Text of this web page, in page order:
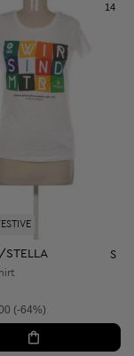
14
STELLA S
Preisempfehlung:
(-64%)